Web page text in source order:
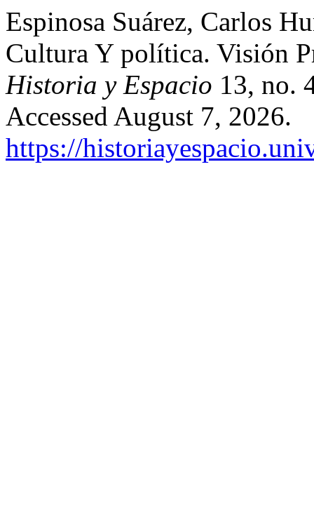
Espinosa Suárez, Carlos
Cultura Y política. Visión
Historia y Espacio 13, no.
Accessed August 7, 2026.
https://